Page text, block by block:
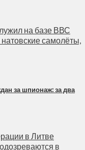
на базе ВВС
самолёты,
за шпионаж: за два
в Литве
в